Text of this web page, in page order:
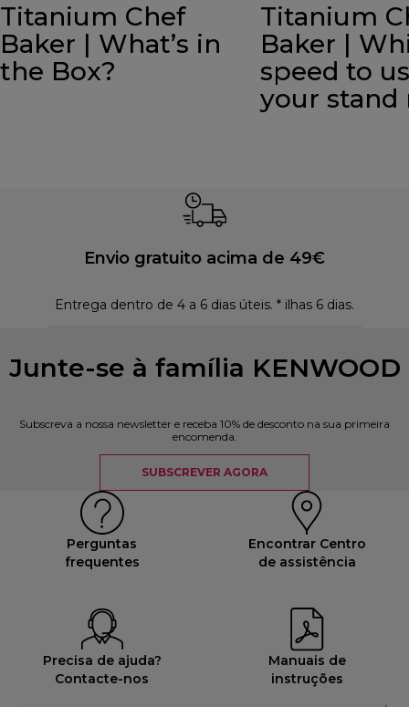
Titanium Chef
Baker | What’s in
the Box?
Titanium
Baker |
speed to
your stand
Envio gratuito acima de 49€
Entrega dentro de 4 a 6 dias úteis. * ilhas 6 dias.
Junte-se à família KENWOOD
Subscreva a nossa newsletter e receba 10% de desconto na sua primeira
encomenda.
SUBSCREVER AGORA
Perguntas
frequentes
Encontrar Centro
de assistência
Precisa de ajuda?
Contacte-nos
Manuais de
instruções